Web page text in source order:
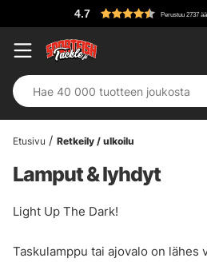
4.7 Perustuu 2737
Etusivu Retkeily / ulkoilu
Lamput & lyhdyt
Light Up The Dark!
Taskulamppu tai ajovalo on lähes